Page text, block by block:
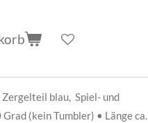
blau, Spiel- und
(kein Tumbler) • Länge ca.